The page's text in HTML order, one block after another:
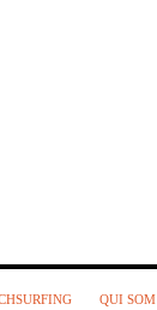
QUI SOM